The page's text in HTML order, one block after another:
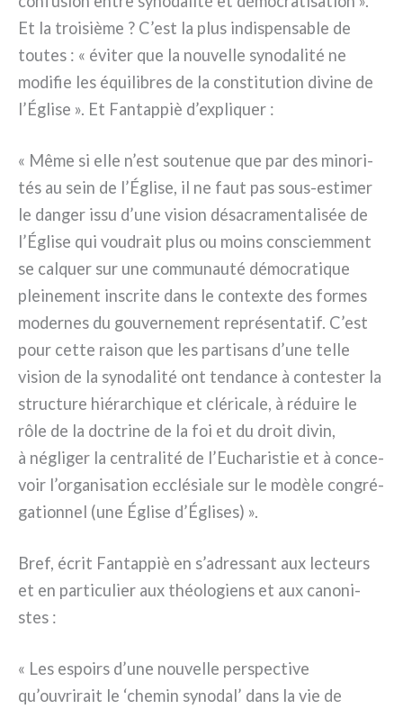
Et la troi­siè­me ? C’est la plus indi­spen­sa­ble de
tou­tes : « évi­ter que la nou­vel­le syno­da­li­té ne
modi­fie les équi­li­bres de la con­sti­tu­tion divi­ne de
l’Église ». Et Fantappiè d’expliquer :
« Même si elle n’est sou­te­nue que par des mino­ri­
tés au sein de l’Église, il ne faut pas sous-estimer
le dan­ger issu d’une vision désa­cra­men­ta­li­sée de
l’Église qui vou­drait plus ou moins con­sciem­ment
se cal­quer sur une com­mu­nau­té démo­cra­ti­que
plei­ne­ment inscri­te dans le con­tex­te des for­mes
moder­nes du gou­ver­ne­ment repré­sen­ta­tif. C’est
pour cet­te rai­son que les par­ti­sans d’une tel­le
vision de la syno­da­li­té ont ten­dan­ce à con­te­ster la
struc­tu­re hié­rar­chi­que et clé­ri­ca­le, à rédui­re le
rôle de la doc­tri­ne de la foi et du droit divin,
à négli­ger la cen­tra­li­té de l’Eucharistie et à con­ce­
voir l’organisation ecclé­sia­le sur le modè­le con­gré­
ga­tion­nel (une Église d’Églises) ».
Bref, écrit Fantappiè en s’adressant aux lec­teurs
et en par­ti­cu­lier aux théo­lo­giens et aux cano­ni­
stes :
« Les espoirs d’une nou­vel­le per­spec­ti­ve
qu’ouvrirait le ‘che­min syno­dal’ dans la vie de